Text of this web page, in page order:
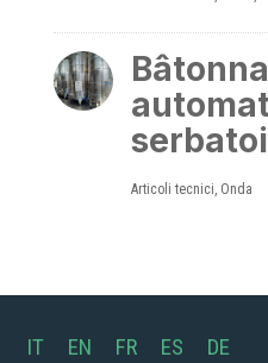
Articoli tecnici, Onda
IT EN FR ES DE